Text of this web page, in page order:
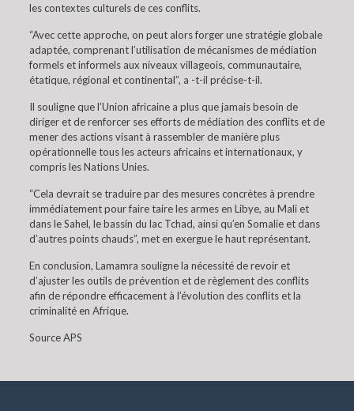
les contextes culturels de ces conflits.
“Avec cette approche, on peut alors forger une stratégie globale
adaptée, comprenant l’utilisation de mécanismes de médiation
formels et informels aux niveaux villageois, communautaire,
étatique, régional et continental”, a -t-il précise-t-il.
Il souligne que l’Union africaine a plus que jamais besoin de
diriger et de renforcer ses efforts de médiation des conflits et de
mener des actions visant à rassembler de manière plus
opérationnelle tous les acteurs africains et internationaux, y
compris les Nations Unies.
“Cela devrait se traduire par des mesures concrètes à prendre
immédiatement pour faire taire les armes en Libye, au Mali et
dans le Sahel, le bassin du lac Tchad, ainsi qu’en Somalie et dans
d’autres points chauds”, met en exergue le haut représentant.
En conclusion, Lamamra souligne la nécessité de revoir et
d’ajuster les outils de prévention et de règlement des conflits
afin de répondre efficacement à l’évolution des conflits et la
criminalité en Afrique.
Source APS